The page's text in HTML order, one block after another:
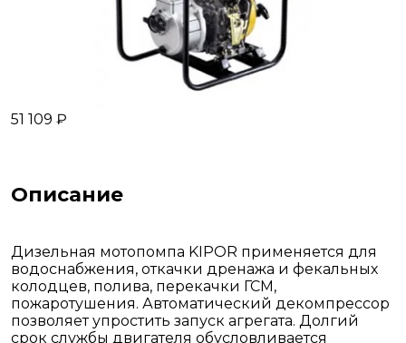
51 109 ₽
Описание
Дизельная мотопомпа KIPOR применяется для
водоснабжения, откачки дренажа и фекальных
колодцев, полива, перекачки ГСМ,
пожаротушения. Автоматический декомпрессор
позволяет упростить запуск агрегата. Долгий
срок службы двигателя обусловливается